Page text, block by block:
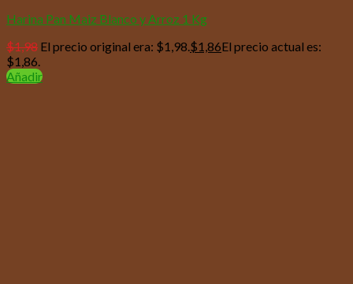
Harina Pan Maiz Blanco y Arroz 1 Kg
$1,98 El precio original era: $1,98. $1,86El precio actual es:
$1,86.
Añadir